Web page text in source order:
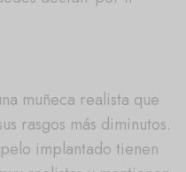
muñeca realista que
rasgos más diminutos.
implantado tienen